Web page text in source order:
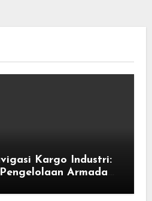
Kargo Industri:
Armada